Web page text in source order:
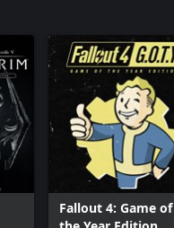
Fallout 4: Game of